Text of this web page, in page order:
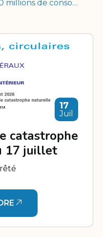
60 millions de consommateurs consacre son dernier numéro hors-série aux maisons fissurées en France
17
Juil
catastrophe
17 juillet